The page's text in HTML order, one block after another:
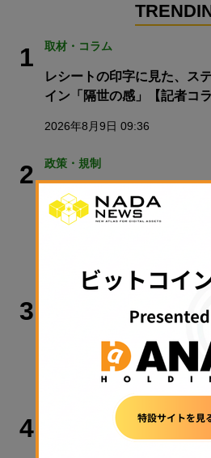
1 取材・コラム
レシートの印字に見た、ス
イン「隔世の感」【記者コラ
2026年8月9日 09:36
2 政策・規制
クラリティ法案、9月15日に
手続き採決可能に──米政府
3
【速報】金融庁、暗号資産
ルコイン課を新設
2026年8月5日 11:51
4